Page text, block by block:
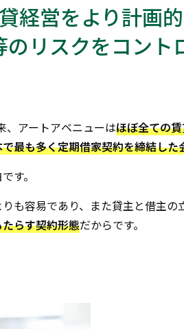
経営をより計画
のリスクをコント
、アートアベニューはほぼ全ての
最も多く定期借家契約を締結した
す。
も容易であり、また貸主と借主
らす契約形態だからです。